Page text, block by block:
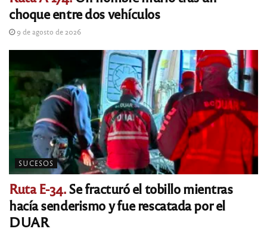
choque entre dos vehículos
9 de agosto de 2026
SUCESOS
Ruta E-34.Se fracturó el tobillo mientras
hacía senderismo y fue rescatada por el
DUAR